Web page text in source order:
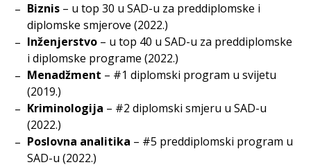
Biznis– u top 30 u SAD-u za preddiplomske i
diplomske smjerove (2022.)
Inženjerstvo– u top 40 u SAD-u za preddiplomske
i diplomske programe (2022.)
Menadžment – #1 diplomski program u svijetu
(2019.)
Kriminologija – #2 diplomski smjeru u SAD-u
(2022.)
Poslovna analitika – #5 preddiplomski program u
SAD-u (2022.)